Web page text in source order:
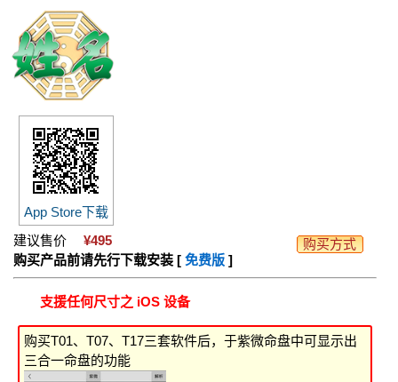
App Store下载
建议售价
¥495
购买方式
购买产品前请先行下载安装 [ 免费版]
支援任何尺寸之 iOS 设备
购买T01、T07、T17三套软件后，于紫微命盘中可显示出
三合一命盘的功能